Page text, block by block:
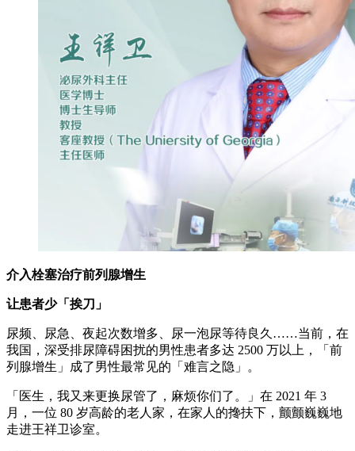
介入栓塞治疗前列腺增生
让患者少「挨刀」
尿频、尿急、夜起次数增多、尿一泡尿等待良久……当前，在
我国，深受排尿障碍困扰的男性患者多达 2500 万以上，「前
列腺增生」成了男性最常见的「难言之隐」。
「医生，我又来更换尿管了，麻烦你们了。」在 2021 年 3
月，一位 80 岁高龄的老人家，在家人的搀扶下，颤颤巍巍地
走进王祥卫诊室。